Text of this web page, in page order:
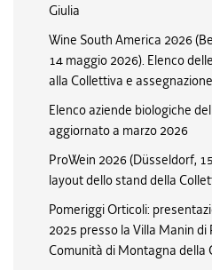
Giulia
Wine South America 2026
14 maggio 2026). Elenco
alla Collettiva e
Elenco aziende biologiche
aggiornato a marzo 2026
ProWein 2026 (Düsseldorf,
layout dello stand della
Pomeriggi Orticoli:
2025 presso la Villa Manin di
Comunità di Montagna della